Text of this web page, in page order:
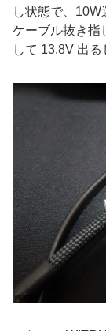
し状態で、10W
ケーブル抜き指
して 13.8V 出る